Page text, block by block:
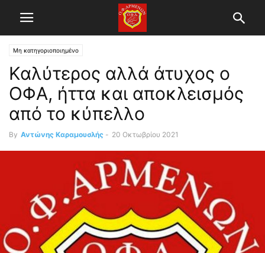
Μη κατηγοριοποιημένο
Καλύτερος αλλά άτυχος ο
ΟΦΑ, ήττα και αποκλεισμός
από το κύπελλο
By Αντώνης Καραμουσλής - 20 Οκτωβρίου 2021